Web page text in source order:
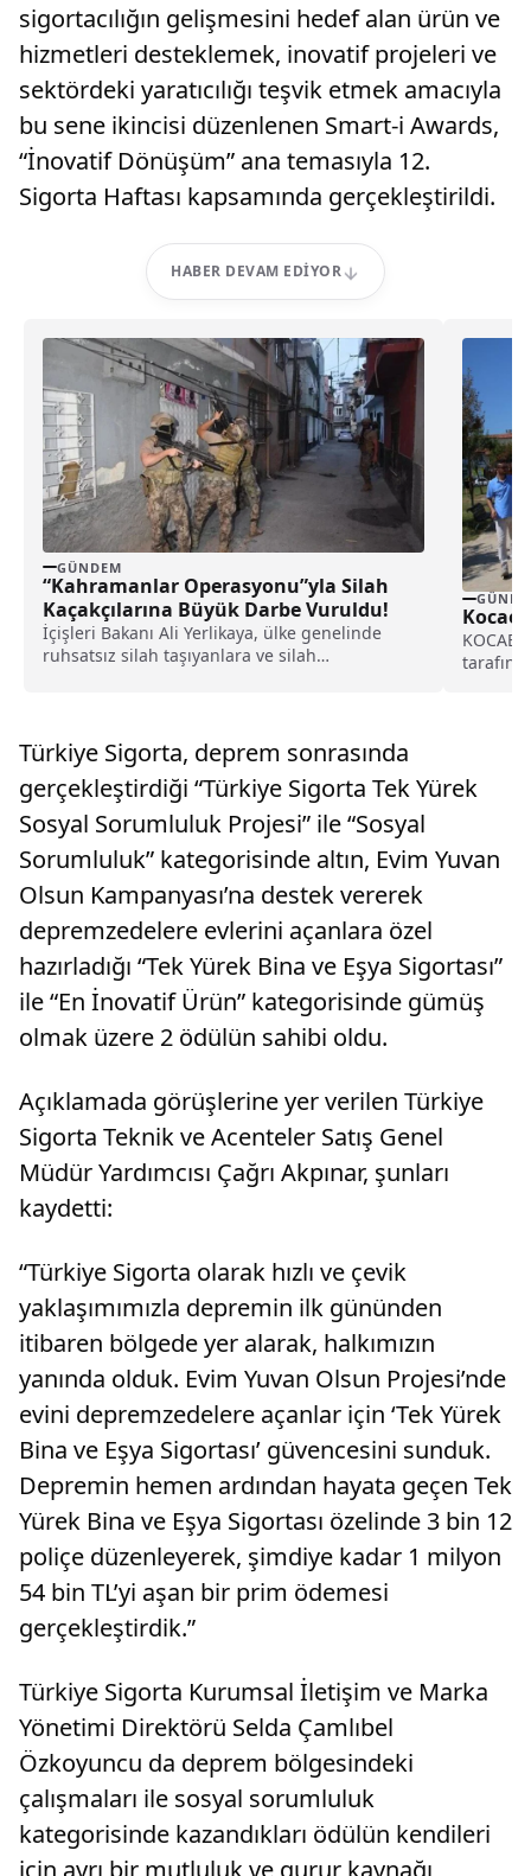
sigortacılığın gelişmesini hedef alan ürün ve
hizmetleri desteklemek, inovatif projeleri ve
sektördeki yaratıcılığı teşvik etmek amacıyla
bu sene ikincisi düzenlenen Smart-i Awards,
“İnovatif Dönüşüm” ana temasıyla 12.
Sigorta Haftası kapsamında gerçekleştirildi.
HABER DEVAM EDIYOR
GÜNDEM
“Kahramanlar Operasyonu”yla Silah
Kaçakçılarına Büyük Darbe Vuruldu!
İçişleri Bakanı Ali Yerlikaya, ülke genelinde
ruhsatsız silah taşıyanlara ve silah
Türkiye Sigorta, deprem sonrasında
gerçekleştirdiği “Türkiye Sigorta Tek Yürek
Sosyal Sorumluluk Projesi” ile “Sosyal
Sorumluluk” kategorisinde altın, Evim Yuvan
Olsun Kampanyası’na destek vererek
depremzedelere evlerini açanlara özel
hazırladığı “Tek Yürek Bina ve Eşya Sigortası”
ile “En İnovatif Ürün” kategorisinde gümüş
olmak üzere 2 ödülün sahibi oldu.
Açıklamada görüşlerine yer verilen Türkiye
Sigorta Teknik ve Acenteler Satış Genel
Müdür Yardımcısı Çağrı Akpınar, şunları
kaydetti:
“Türkiye Sigorta olarak hızlı ve çevik
yaklaşımımızla depremin ilk gününden
itibaren bölgede yer alarak, halkımızın
yanında olduk. Evim Yuvan Olsun Projesi’nde
evini depremzedelere açanlar için ‘Tek Yürek
Bina ve Eşya Sigortası’ güvencesini sunduk.
Depremin hemen ardından hayata geçen Tek
Yürek Bina ve Eşya Sigortası özelinde 3 bin 12
poliçe düzenleyerek, şimdiye kadar 1 milyon
54 bin TL’yi aşan bir prim ödemesi
gerçekleştirdik.”
Türkiye Sigorta Kurumsal İletişim ve Marka
Yönetimi Direktörü Selda Çamlıbel
Özkoyuncu da deprem bölgesindeki
çalışmaları ile sosyal sorumluluk
kategorisinde kazandıkları ödülün kendileri